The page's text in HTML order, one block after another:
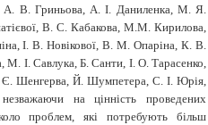
В. Гриньова, А. І. Даниленка, М. Я.
В. С. Кабакова, М.М. Кирилова,
І. В. Новікової, В. М. Опаріна, К. В.
І. Савлука, Б. Санти, І. О. Тарасенко,
Шенгерва, Й. Шумпетера, С. І. Юрія,
на цінність проведених
проблем, які потребують більш